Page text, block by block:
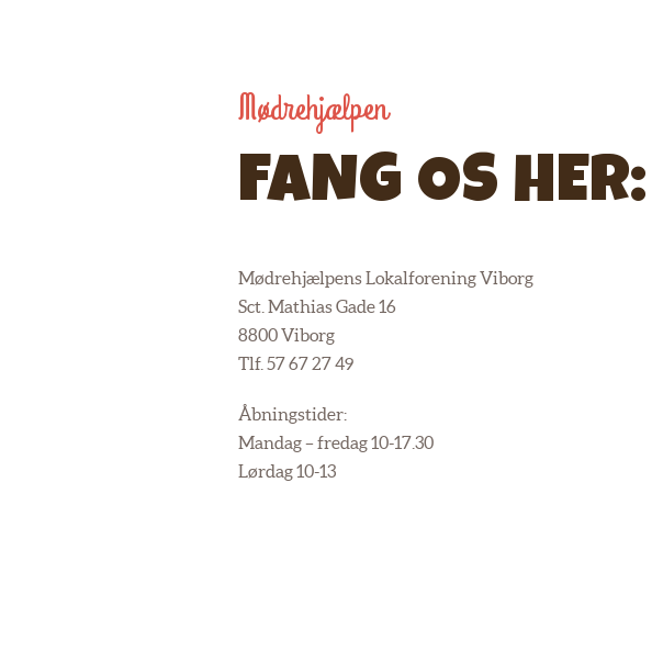
Mødrehjælpen
FANG OS HER:
Mødrehjælpens Lokalforening Viborg
Sct. Mathias Gade 16
8800 Viborg
Tlf. 57 67 27 49
Åbningstider:
Mandag – fredag 10-17.30
Lørdag 10-13